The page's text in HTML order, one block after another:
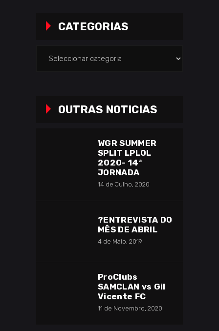
CATEGORIAS
OUTRAS NOTICIAS
WGR SUMMER
SPLIT LPLOL
2020- 14ª
JORNADA
14 de Julho, 2020
?️ENTREVISTA DO
MÊS DE ABRIL
4 de Maio, 2019
ProClubs
SAMCLAN vs Gil
Vicente FC
11 de Novembro, 2020